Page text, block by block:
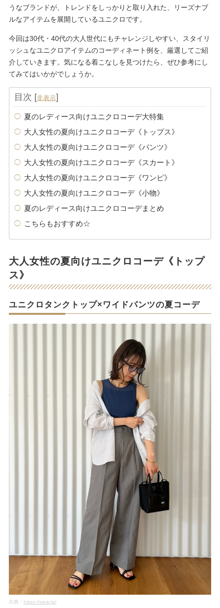
うなブランドが、トレンドをしっかりと取り入れた、リーズナブ
ルなアイテムを展開しているユニクロです。
今回は30代・40代の大人世代にもチャレンジしやすい、スタイリ
ッシュなユニクロアイテムのコーディネート例を、厳選してご紹
介していきます。気になる着こなしを見つけたら、ぜひ参考にし
てみてはいかがでしょうか。
目次 [非表示]
夏のレディース向けユニクロコーデ大特集
大人女性の夏向けユニクロコーデ《トップス》
大人女性の夏向けユニクロコーデ《パンツ》
大人女性の夏向けユニクロコーデ《スカート》
大人女性の夏向けユニクロコーデ《ワンピ》
大人女性の夏向けユニクロコーデ《小物》
夏のレディース向けユニクロコーデまとめ
こちらもおすすめ☆
大人女性の夏向けユニクロコーデ《トップ
ス》
ユニクロタンクトップ×ワイドパンツの夏コーデ
出典： https://wear.jp/